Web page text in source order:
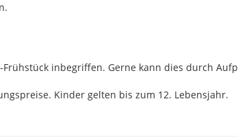
inbegriffen. Gerne kann dies durch
Kinder gelten bis zum 12. Lebensjahr.